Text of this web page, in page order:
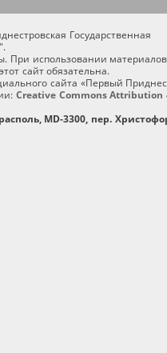
Государственная
При использовании
сайт обязательна.
сайта «Первый
Creative Commons Attribution
MD-3300, пер.